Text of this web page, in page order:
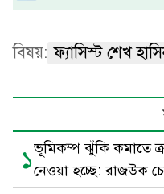
বিষয়: ফ্যাসিস্ট শেখ
১ভূমিকম্প ঝুঁকি কমাতে
নেওয়া হচ্ছে: রাজউক